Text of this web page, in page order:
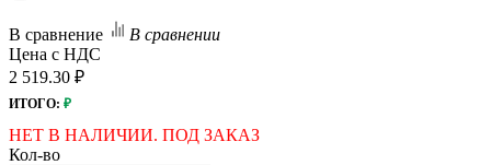
В сравнение
В сравнении
Цена с НДС
2 519.30 ₽
ИТОГО: ₽
НЕТ В НАЛИЧИИ. ПОД ЗАКАЗ
Кол-во